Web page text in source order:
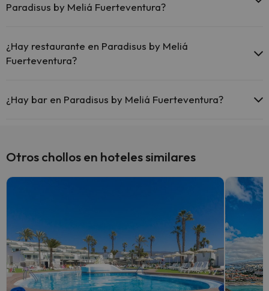
Paradisus by Meliá Fuerteventura?
zonas comunes.
¿Hay restaurante en Paradisus by Meliá
Fuerteventura?
¿Hay bar en Paradisus by Meliá Fuerteventura?
Otros chollos en hoteles similares